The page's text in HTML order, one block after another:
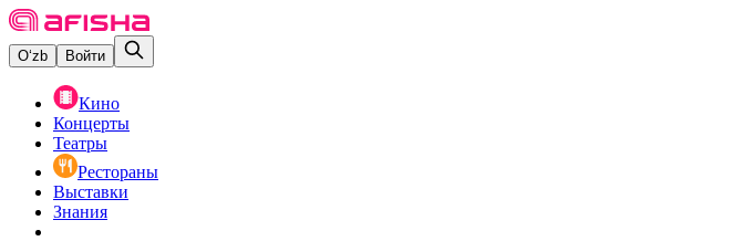
O‘zb Войти
Кино
Концерты
Театры
Рестораны
Выставки
Знания